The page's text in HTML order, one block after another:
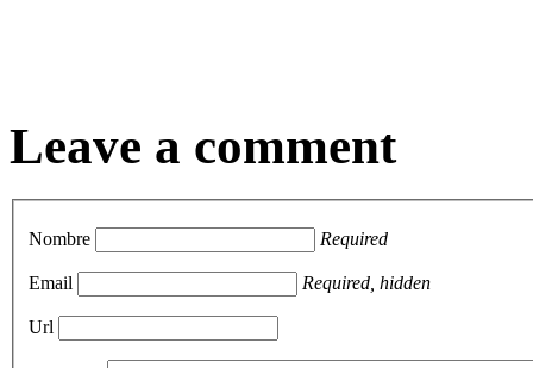
Leave a comment
Nombre Required
Email Required, hidden
Url